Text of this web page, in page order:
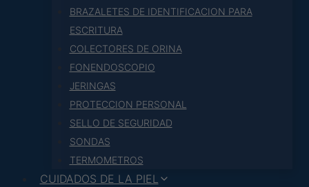
BRAZALETES DE IDENTIFICACION PARA
ESCRITURA
COLECTORES DE ORINA
FONENDOSCOPIO
JERINGAS
PROTECCION PERSONAL
SELLO DE SEGURIDAD
SONDAS
TERMOMETROS
CUIDADOS DE LA PIEL